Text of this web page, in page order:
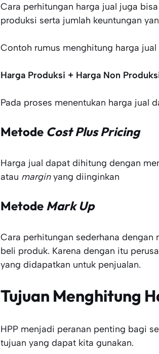
Cara perhitungan harga jual juga
produksi serta jumlah keuntungan
Contoh rumus menghitung harga jual
Harga Produksi + Harga Non
Pada proses menentukan harga jual
Metode Cost Plus Pricing
Harga jual dapat dihitung dengan
atau marginyang diinginkan
Metode Mark Up
Cara perhitungan sederhana
beli produk. Karena dengan itu
yang didapatkan untuk penjualan.
Tujuan Menghitung
HPP menjadi peranan penting bagi
tujuan yang dapat kita gunakan.